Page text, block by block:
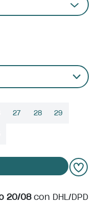
27 28 29
20/08con DHL/DPD